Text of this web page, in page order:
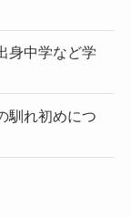
身中学など学
馴れ初めにつ